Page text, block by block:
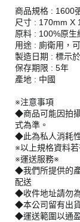
商品規格 : 1600
尺寸 : 170mm X
原料 : 100%原生
用途 : 廁衛用，
製造日期 : 標示
保存期限 : 5年
產地 : 中國
※注意事項
◆商品可能因拍
式為準。
◆此為私人消耗
※以上規格資料
※運送服務※
◆我們所提供的
配送
◆收件地址請勿
◆本公司留有出
◆運送範圍以通